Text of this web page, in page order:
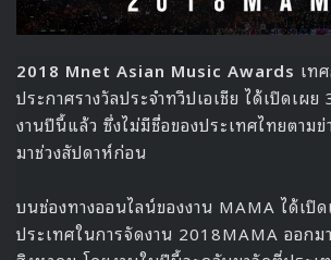
2018 Mnet Asian Music Awards เท
ประกาศรางวัลประจำทวีปเอเชีย ได้เปิดเผ
งานปีนี้แล้ว ซึ่งไม่มีชื่อของประเทศไทยตามข่
มาช่วงสัปดาห์ก่อน
บนช่องทางออนไลน์ของงาน MAMA ได้เปิ
ประเทศในการจัดงาน 2018MAMA ออกม